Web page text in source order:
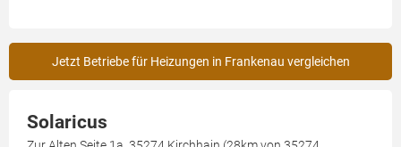
Jetzt Betriebe für Heizungen in Frankenau vergleichen
Solaricus